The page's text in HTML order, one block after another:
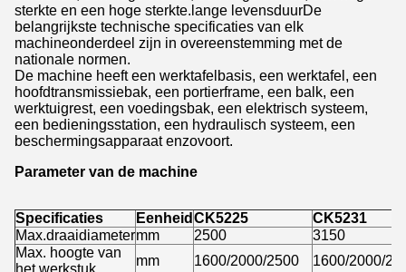
sterkte en een hoge sterkte.lange levensduurDe
belangrijkste technische specificaties van elk
machineonderdeel zijn in overeenstemming met de
nationale normen.
De machine heeft een werktafelbasis, een werktafel, een
hoofdtransmissiebak, een portierframe, een balk, een
werktuigrest, een voedingsbak, een elektrisch systeem,
een bedieningsstation, een hydraulisch systeem, een
beschermingsapparaat enzovoort.
Parameter van de machine
Specificaties Eenheid CK5225
CK5231
Max.draaidiametermm 2500
3150
Max. hoogte van
het werkstuk
mm 1600/2000/2500
1600/2000/